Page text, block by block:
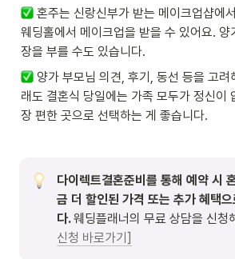
혼주는 신랑신부가 받는 메이크업샵에
웨딩홀에서 메이크업을 받을 수 있어요. 양
장을 부를 수도 있습니다.
양가 부모님 의견, 후기, 동선 등을 고려
래도 결혼식 당일에는 가족 모두가 정신이
장 편한 곳으로 선택하는 게 좋습니다.
다이렉트결혼준비를 통해 예약 시
금 더 할인된 가격 또는 추가 혜택으
다. 웨딩플래너의 무료 상담을 신청
신청 바로가기]